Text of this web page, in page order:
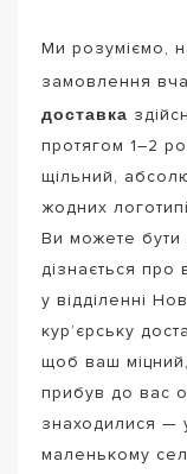
Ми розуміємо,
замовлення
доставка
протягом 1–2
щільний,
жодних
Ви можете бути
дізнається про
у відділенні
кур’єрську
щоб ваш
прибув до вас
знаходилися —
маленькому